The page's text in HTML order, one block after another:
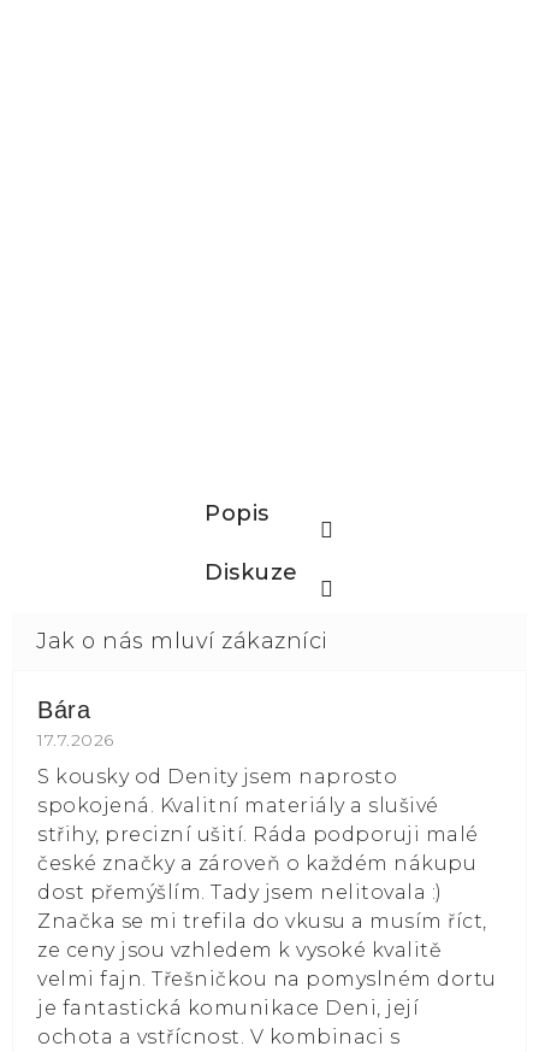
Popis
Diskuze
Bára
Hodnocení obchodu je 5 z 5 hvězdiček.
17.7.2026
S kousky od Denity jsem naprosto
spokojená. Kvalitní materiály a slušivé
střihy, precizní ušití. Ráda podporuji malé
české značky a zároveň o každém nákupu
dost přemýšlím. Tady jsem nelitovala :)
Značka se mi trefila do vkusu a musím říct,
ze ceny jsou vzhledem k vysoké kvalitě
velmi fajn. Třešničkou na pomyslném dortu
je fantastická komunikace Deni, její
ochota a vstřícnost. V kombinaci s